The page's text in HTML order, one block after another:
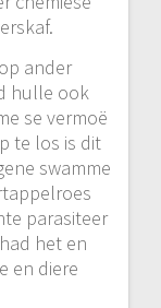
ander
hulle ook
se vermoë
te los is dit
swamme
parasiteer
het en
en diere